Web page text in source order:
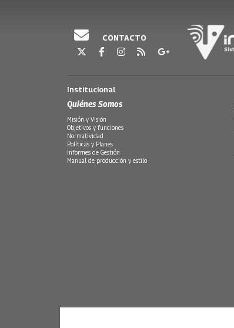
CONTACTO
Institucional
Quiénes Somos
Misión y Visión
Objetivos y funciones
Normatividad
Políticas y Planes
Informes de Gestión
Manual de producción y estilo